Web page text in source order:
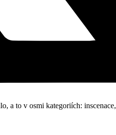
a to v osmi kategoriích: